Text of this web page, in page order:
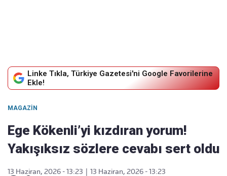
Linke Tıkla, Türkiye Gazetesi'ni Google Favorilerine
Ekle!
MAGAZIN
Ege Kökenli’yi kızdıran yorum!
Yakışıksız sözlere cevabı sert oldu
13 Haziran, 2026 - 13:23
13 Haziran, 2026 - 13:23